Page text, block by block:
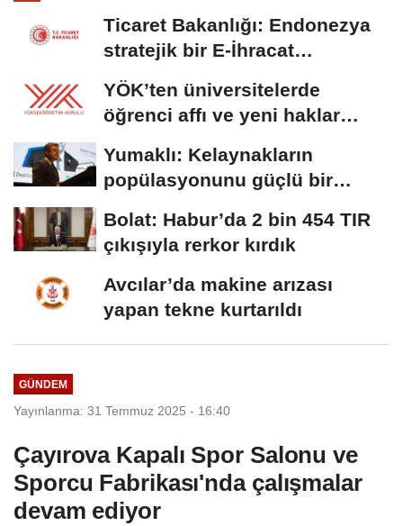
Ticaret Bakanlığı: Endonezya
stratejik bir E-İhracat
YÖK’ten üniversitelerde
öğrenci affı ve yeni haklar
Yumaklı: Kelaynakların
popülasyonunu güçlü bir
Bolat: Habur’da 2 bin 454 TIR
çıkışıyla rerkor kırdık
Avcılar’da makine arızası
yapan tekne kurtarıldı
GÜNDEM
Yayınlanma: 31 Temmuz 2025 - 16:40
Çayırova Kapalı Spor Salonu ve
Sporcu Fabrikası'nda çalışmalar
devam ediyor